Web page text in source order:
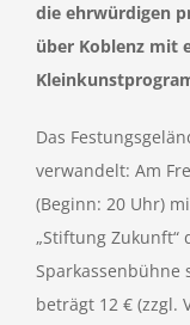
die ehrwürdigen
über Koblenz mit
Das
verwandelt: Am
(Beginn: 20 Uhr)
„Stiftung Zukunft“
Sparkassenbühne
beträgt 12 € (zzgl.